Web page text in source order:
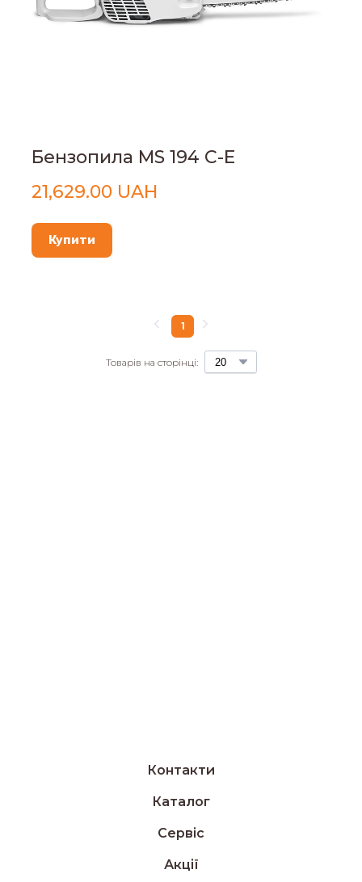
Бензопила MS 194 C-E
21,629.00 UAH
Купити
Товарів на сторінці:
1
Контакти
Каталог
Сервіс
Акції